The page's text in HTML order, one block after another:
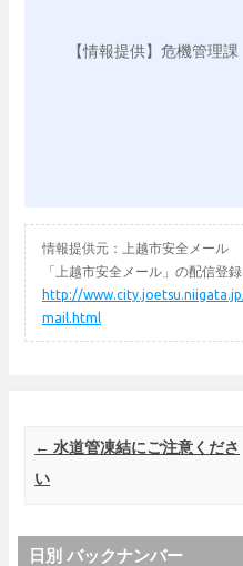
【情報提供】危機管理課
情報提供元：上越市安全メール
「上越市安全メール」の配信登
http://
mail.html
Post navigation
← 水道管凍結にご注意くださ
い
日別 バックナンバー